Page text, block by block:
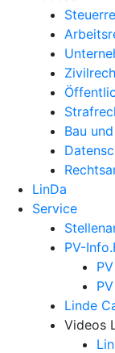
Bau
LinDa
Service
PV-
Linde
Videos